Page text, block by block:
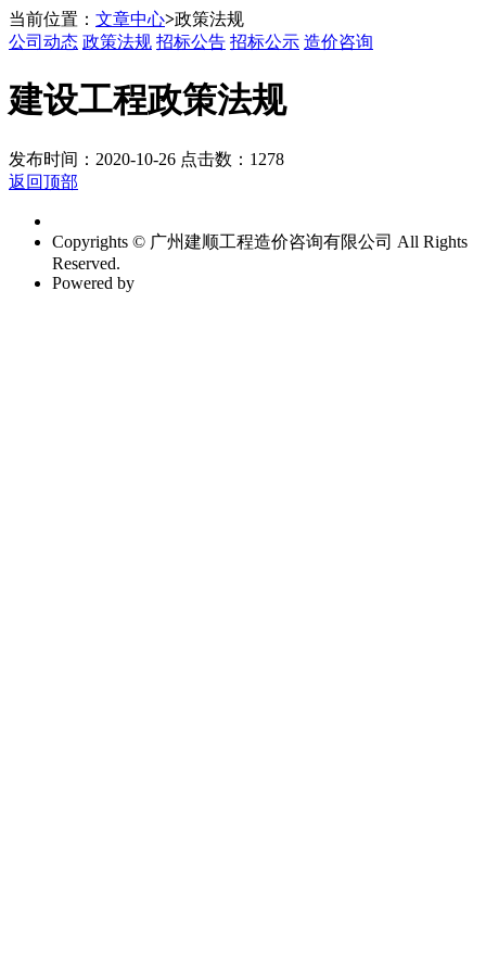
当前位置： 文章中心>政策法规
公司动态 政策法规 招标公告 招标公示 造价咨询
建设工程政策法规
发布时间：2020-10-26 点击数：1278
返回顶部
Copyrights © 广州建顺工程造价咨询有限公司 All Rights
Reserved.
Powered by